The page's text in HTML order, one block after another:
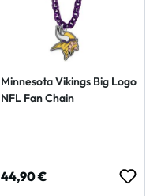
Minnesota Vikings Big Logo
NFL Fan Chain
Regulärer Preis:
44,90 €